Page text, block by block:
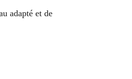
adapté et de